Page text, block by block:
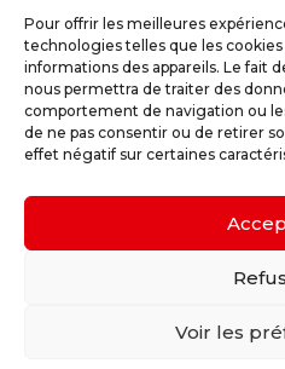
Pour offrir les meilleures
technologies telles que les
informations des appareils. Le fait
nous permettra de traiter des
comportement de navigation ou
de ne pas consentir ou de retirer
effet négatif sur certaines
Voir les
Nos
Nos offres
Nos
Parrain